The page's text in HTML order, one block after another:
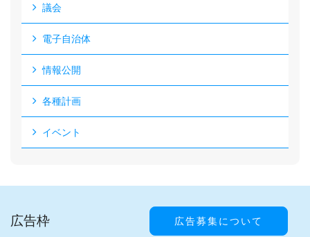
議会
電子自治体
情報公開
各種計画
イベント
広告枠 広告募集について